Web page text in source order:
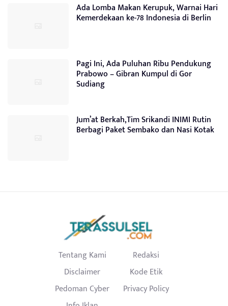
Ada Lomba Makan Kerupuk, Warnai Hari
Kemerdekaan ke-78 Indonesia di Berlin
Pagi Ini, Ada Puluhan Ribu Pendukung
Prabowo – Gibran Kumpul di Gor
Sudiang
Jum’at Berkah,Tim Srikandi INIMI Rutin
Berbagi Paket Sembako dan Nasi Kotak
Tentang Kami
Redaksi
Disclaimer
Kode Etik
Pedoman Cyber
Privacy Policy